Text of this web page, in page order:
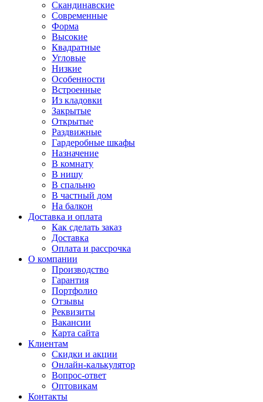
Скандинавские
Современные
Форма
Высокие
Квадратные
Угловые
Низкие
Особенности
Встроенные
Из кладовки
Закрытые
Открытые
Раздвижные
Гардеробные шкафы
Назначение
В комнату
В нишу
В спальню
В частный дом
На балкон
Доставка и оплата
Как сделать заказ
Доставка
Оплата и рассрочка
О компании
Производство
Гарантия
Портфолио
Отзывы
Реквизиты
Вакансии
Карта сайта
Клиентам
Скидки и акции
Онлайн-калькулятор
Вопрос-ответ
Оптовикам
Контакты